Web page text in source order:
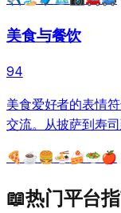
美食与餐饮
94
美食爱好者的表情
交流。从披萨到寿司
🍕 ☕🍔🍜🍰🥗🍎
📖热门平台